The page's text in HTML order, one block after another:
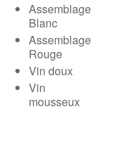
Assemblage
Blanc
Assemblage
Rouge
Vin doux
Vin
mousseux